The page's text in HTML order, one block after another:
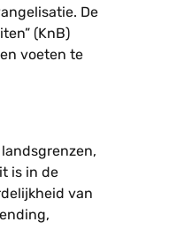
De
(KnB)
voeten te
is in de
van
ending,